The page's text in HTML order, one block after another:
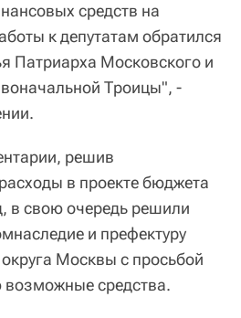
средств на
к депутатам обратился
Патриарха Московского и
Троицы", -
решив
в проекте бюджета
в свою очередь решили
и префектуру
Москвы с просьбой
средства.